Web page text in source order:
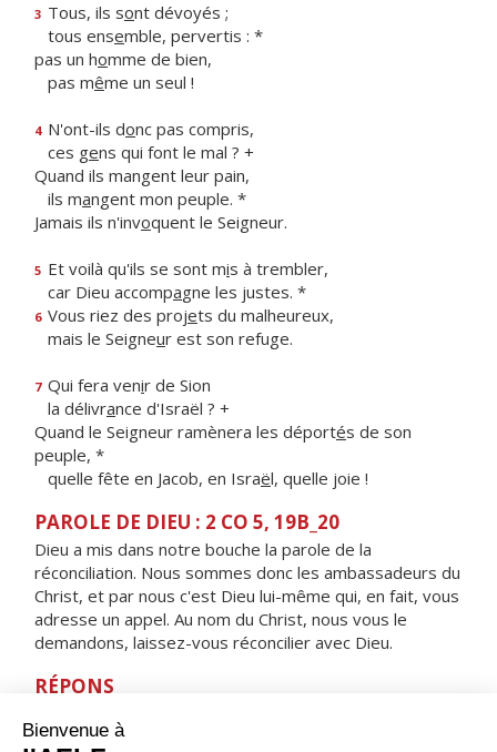
3 Tous, ils sont dévoyés ;
tous ensemble, pervertis : *
pas un homme de bien,
pas même un seul !
4 N'ont-ils donc pas compris,
ces gens qui font le mal ? +
Quand ils mangent leur pain,
ils mangent mon peuple. *
Jamais ils n'invoquent le Seigneur.
5 Et voilà qu'ils se sont mis à trembler,
car Dieu accompagne les justes. *
6 Vous riez des projets du malheureux,
mais le Seigneur est son refuge.
7 Qui fera venir de Sion
la délivrance d'Israël ? +
Quand le Seigneur ramènera les déportés de son
peuple, *
quelle fête en Jacob, en Israël, quelle joie !
PAROLE DE DIEU : 2 CO 5, 19B_20
Dieu a mis dans notre bouche la parole de la
réconciliation. Nous sommes donc les ambassadeurs du
Christ, et par nous c'est Dieu lui-même qui, en fait, vous
adresse un appel. Au nom du Christ, nous vous le
demandons, laissez-vous réconcilier avec Dieu.
RÉPONS
et la Bonne Nouvelle aux limites du monde.